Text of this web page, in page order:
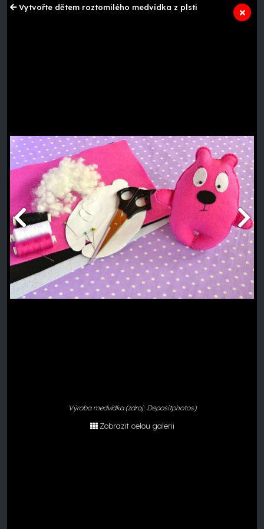
Vytvořte dětem roztomilého medvídka z plsti
Výroba medvídka (zdroj: Depositphotos)
Zobrazit celou galerii